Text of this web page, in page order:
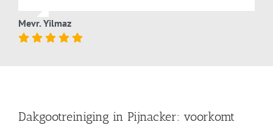
Mevr. Yilmaz
Dakgootreiniging in Pijnacker: voorkomt